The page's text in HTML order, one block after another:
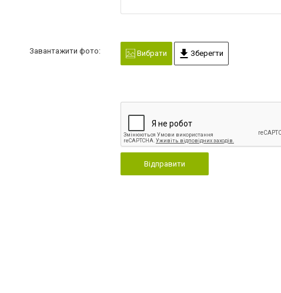
Завантажити фото: Вибрати Зберегти
Відправити